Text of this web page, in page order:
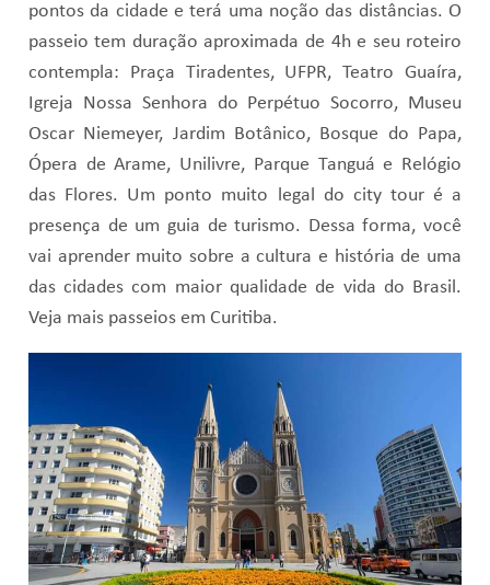
pontos da cidade e terá uma noção das distâncias. O
passeio tem duração aproximada de 4h e seu roteiro
contempla: Praça Tiradentes, UFPR, Teatro Guaíra,
Igreja Nossa Senhora do Perpétuo Socorro, Museu
Oscar Niemeyer, Jardim Botânico, Bosque do Papa,
Ópera de Arame, Unilivre, Parque Tanguá e Relógio
das Flores. Um ponto muito legal do city tour é a
presença de um guia de turismo. Dessa forma, você
vai aprender muito sobre a cultura e história de uma
das cidades com maior qualidade de vida do Brasil.
Veja mais passeios em Curitiba.